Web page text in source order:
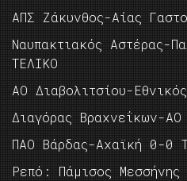
ΑΠΣ Ζάκυνθος-Αίας
Ναυπακτιακός Αστέρας-
ΤΕΛΙΚΟ
ΑΟ Διαβολιτσίου-
Διαγόρας Βραχνεΐκων-
ΠΑΟ Βάρδας-Αχαϊκή 0-0
Ρεπό: Πάμισος Μεσσήνης